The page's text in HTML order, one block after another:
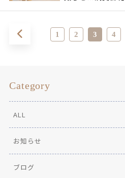
1 2 3 4
Category
ALL
お知らせ
ブログ